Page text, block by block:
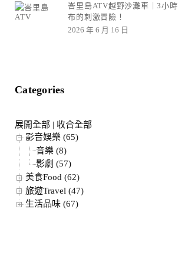
峇里島ATV越野沙灘車｜3小
布的刺激冒險！
2026 年 6 月 16 日
Categories
展開全部 | 收合全部
影音娛樂 (65)
音樂 (8)
影劇 (57)
美食Food (62)
旅遊Travel (47)
生活品味 (67)